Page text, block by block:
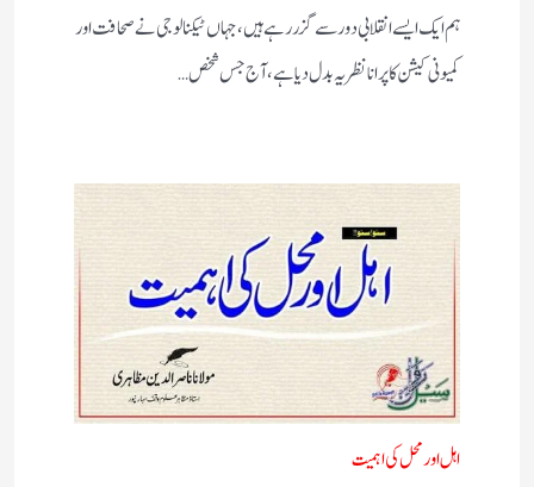
ہم ایک ایسے انقلابی دور سے گزر رہے ہیں، جہاں ٹیکنالوجی نے صحافت اور
کمیونی کیشن کا پرانا نظریہ بدل دیا ہے، آج جس شخص…
اہل اورمحل کی اہمیت